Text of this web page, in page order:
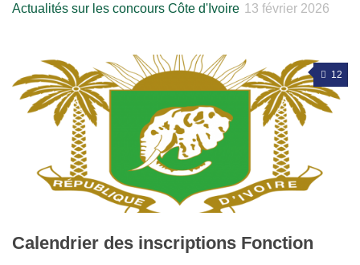
Actualités sur les concours Côte d'Ivoire 13 février 2026
12
Calendrier des inscriptions Fonction